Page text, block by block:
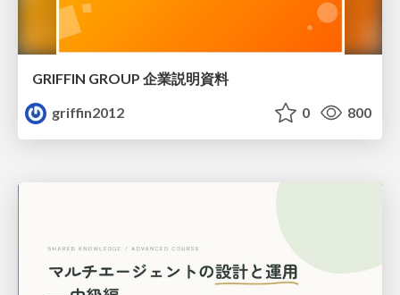
GRIFFIN GROUP 企業説明資料
griffin2012
0 800